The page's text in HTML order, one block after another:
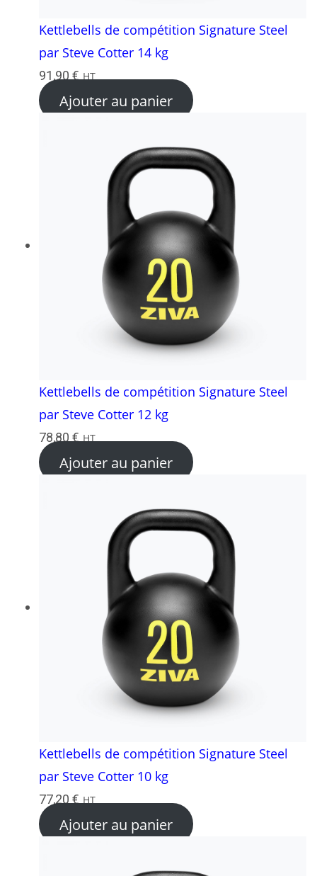
Kettlebells de compétition Signature Steel
par Steve Cotter 14 kg
91,90 € HT
Ajouter au panier
Kettlebells de compétition Signature Steel
par Steve Cotter 12 kg
78,80 € HT
Ajouter au panier
Kettlebells de compétition Signature Steel
par Steve Cotter 10 kg
77,20 € HT
Ajouter au panier